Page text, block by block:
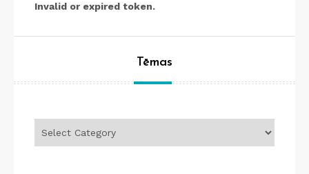
Invalid or expired token.
Tēmas